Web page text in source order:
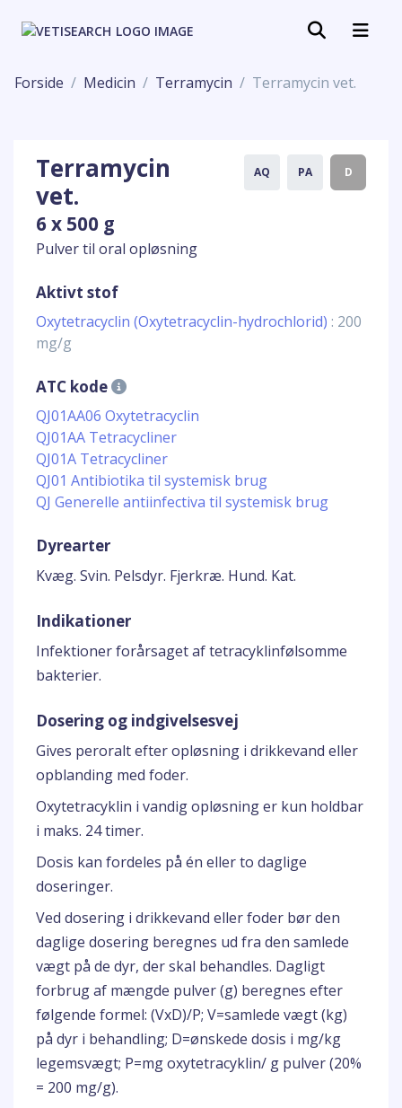
Forside Medicin Terramycin Terramycin vet.
Terramycin
vet.
6 x 500 g
Pulver til oral opløsning
AQ PA D
Aktivt stof
Oxytetracyclin (Oxytetracyclin-hydrochlorid) : 200
mg/g
ATC kode
QJ01AA06 Oxytetracyclin
QJ01AA Tetracycliner
QJ01A Tetracycliner
QJ01 Antibiotika til systemisk brug
QJ Generelle antiinfectiva til systemisk brug
Dyrearter
Kvæg. Svin. Pelsdyr. Fjerkræ. Hund. Kat.
Indikationer
Infektioner forårsaget af tetracyklinfølsomme
bakterier.
Dosering og indgivelsesvej
Gives peroralt efter opløsning i drikkevand eller
opblanding med foder.
Oxytetracyklin i vandig opløsning er kun holdbar
i maks. 24 timer.
Dosis kan fordeles på én eller to daglige
doseringer.
Ved dosering i drikkevand eller foder bør den
daglige dosering beregnes ud fra den samlede
vægt på de dyr, der skal behandles. Dagligt
forbrug af mængde pulver (g) beregnes efter
følgende formel: (VxD)/P; V=samlede vægt (kg)
på dyr i behandling; D=ønskede dosis i mg/kg
legemsvægt; P=mg oxytetracyklin/ g pulver (20%
= 200 mg/g).